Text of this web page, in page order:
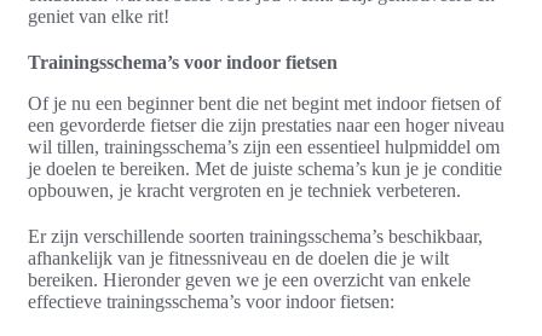
geniet van elke rit!
Trainingsschema’s voor indoor fietsen
Of je nu een beginner bent die net begint met indoor fietsen of
een gevorderde fietser die zijn prestaties naar een hoger niveau
wil tillen, trainingsschema’s zijn een essentieel hulpmiddel om
je doelen te bereiken. Met de juiste schema’s kun je je conditie
opbouwen, je kracht vergroten en je techniek verbeteren.
Er zijn verschillende soorten trainingsschema’s beschikbaar,
afhankelijk van je fitnessniveau en de doelen die je wilt
bereiken. Hieronder geven we je een overzicht van enkele
effectieve trainingsschema’s voor indoor fietsen: